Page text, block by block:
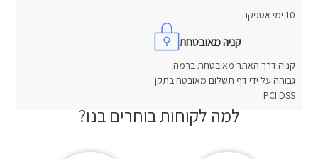
10 ימי אספקה
קניה מאובטחת
קניה דרך האתר מאובטחת ברמה
גבוהה על ידי דף תשלום מאובטח בתקן
PCI DSS
למה לקוחות בוחרים בנו?